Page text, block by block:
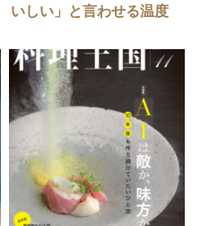
いしい」と言わせる温度